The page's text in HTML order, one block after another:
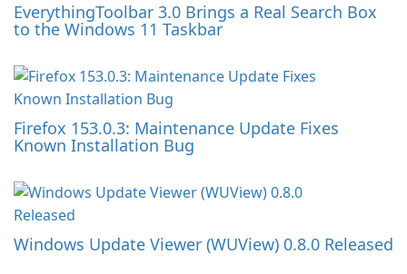
EverythingToolbar 3.0 Brings a Real Search Box
to the Windows 11 Taskbar
Firefox 153.0.3: Maintenance Update Fixes
Known Installation Bug
Windows Update Viewer (WUView) 0.8.0 Released